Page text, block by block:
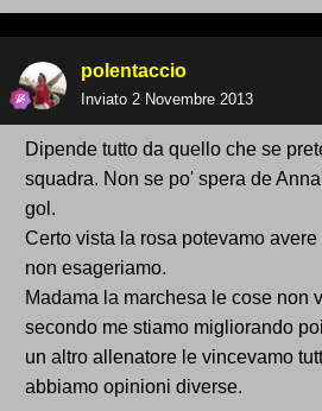
polentaccio
Inviato 2 Novembre 2013
Dipende tutto da quello che se
squadra. Non se po' spera de
gol.
Certo vista la rosa potevamo
non esageriamo.
Madama la marchesa le cose non
secondo me stiamo migliorando
un altro allenatore le vincevamo
abbiamo opinioni diverse.